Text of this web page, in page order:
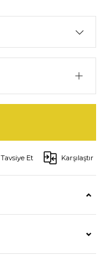
Tavsiye Et Karşılaştır